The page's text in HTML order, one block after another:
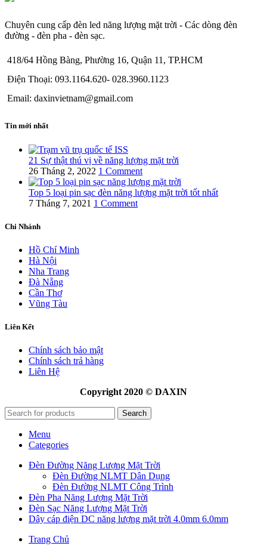
Chuyên cung cấp đèn led năng lượng mặt trời - Các dòng đèn
đường - đèn pha - đèn sạc.
418/64 Hồng Bàng, Phường 16, Quận 11, TP.HCM
Điện Thoại: 093.1164.620- 028.3960.1123
Email: daxinvietnam@gmail.com
Tin mới nhất
21 Sự thật thú vị về năng lượng mặt trời
26 Tháng 2, 2022 1 Comment
Top 5 loại pin sạc đèn năng lượng mặt trời tốt nhất
7 Tháng 7, 2021 1 Comment
Chi Nhánh
Hồ Chí Minh
Hà Nội
Nha Trang
Đà Nẵng
Cần Thơ
Vũng Tàu
Liên Kết
Chính sách bảo mật
Chính sách trả hàng
Liên Hệ
Copyright 2020 © DAXIN
Search
Menu
Categories
Đèn Đường Năng Lượng Mặt Trời
Đèn Đường NLMT Dân Dụng
Đèn Đường NLMT Công Trình
Đèn Pha Năng Lượng Mặt Trời
Đèn Sạc Năng Lượng Mặt Trời
Dây cáp điện DC năng lượng mặt trời 4.0mm 6.0mm
Trang Chủ